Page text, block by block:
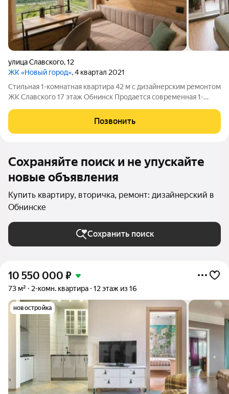
улица Славского,12
ЖК «Новый город», 4 квартал 2021
Стильная 1-комнатная квартира 42 м с дизайнерским ремонтом
ЖК Славского 17 этаж Обнинск Продается современная 1-
востребованных жилых комплексов Обнинска ЖК Славского.
Если вы искали квартиру, в
Позвонить
Сохраняйте поиск и не упускайте
новые объявления
Купить квартиру, вторичка, ремонт: дизайнерский в
Обнинске
Сохранить поиск
10 550 000 ₽
73 м² 2-комн. квартира 12 этаж из 16
новостройка